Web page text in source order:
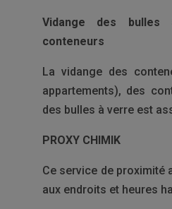
Vidange des
conteneurs
La vidange des
appartements), des
des bulles à verre est
PROXY CHIMIK
Ce service de proximité
aux endroits et heures